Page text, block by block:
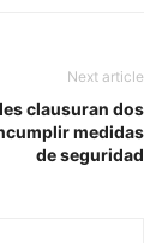
Next article
clausuran dos
medidas
de seguridad